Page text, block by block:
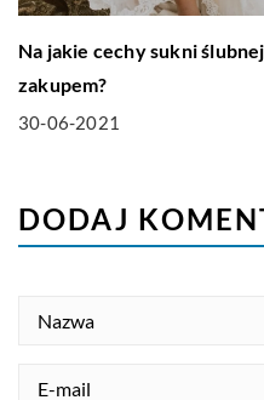
Na jakie cechy sukni
zakupem?
30-06-2021
DODAJ